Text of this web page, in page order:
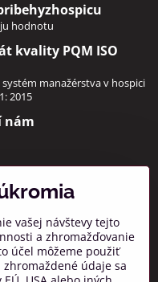
hodnotu
kvality PQM ISO
manažérstva v hospici
2015
nám
vašej návštevy tejto
a zhromažďovanie
účel môžeme použiť
údaje sa